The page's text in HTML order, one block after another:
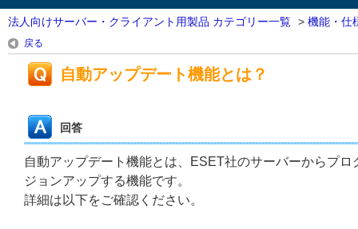
法人向けサーバー・クライアント用製品 カテゴリー一覧 > 機能・仕
戻る
自動アップデート機能とは？
回答
自動アップデート機能とは、ESET社のサーバーからプ
ジョンアップする機能です。
詳細は以下をご確認ください。